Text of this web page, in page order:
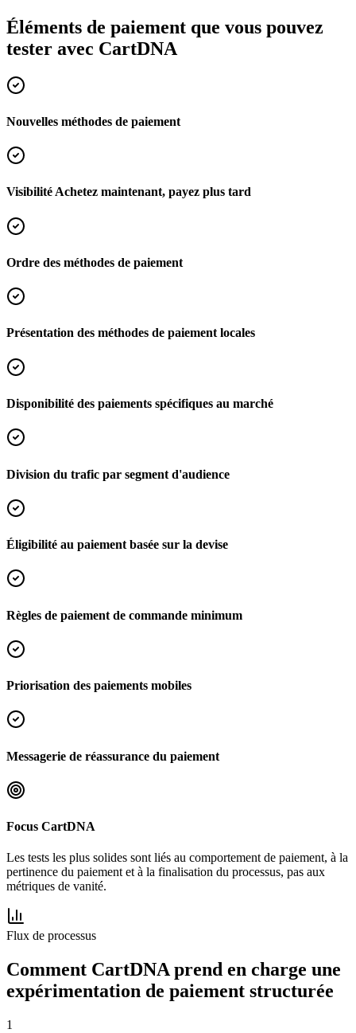
Éléments de paiement que vous pouvez
tester avec CartDNA
Nouvelles méthodes de paiement
Visibilité Achetez maintenant, payez plus tard
Ordre des méthodes de paiement
Présentation des méthodes de paiement locales
Disponibilité des paiements spécifiques au marché
Division du trafic par segment d'audience
Éligibilité au paiement basée sur la devise
Règles de paiement de commande minimum
Priorisation des paiements mobiles
Messagerie de réassurance du paiement
Focus CartDNA
Les tests les plus solides sont liés au comportement de paiement, à la
pertinence du paiement et à la finalisation du processus, pas aux
métriques de vanité.
Flux de processus
Comment CartDNA prend en charge une
expérimentation de paiement structurée
1